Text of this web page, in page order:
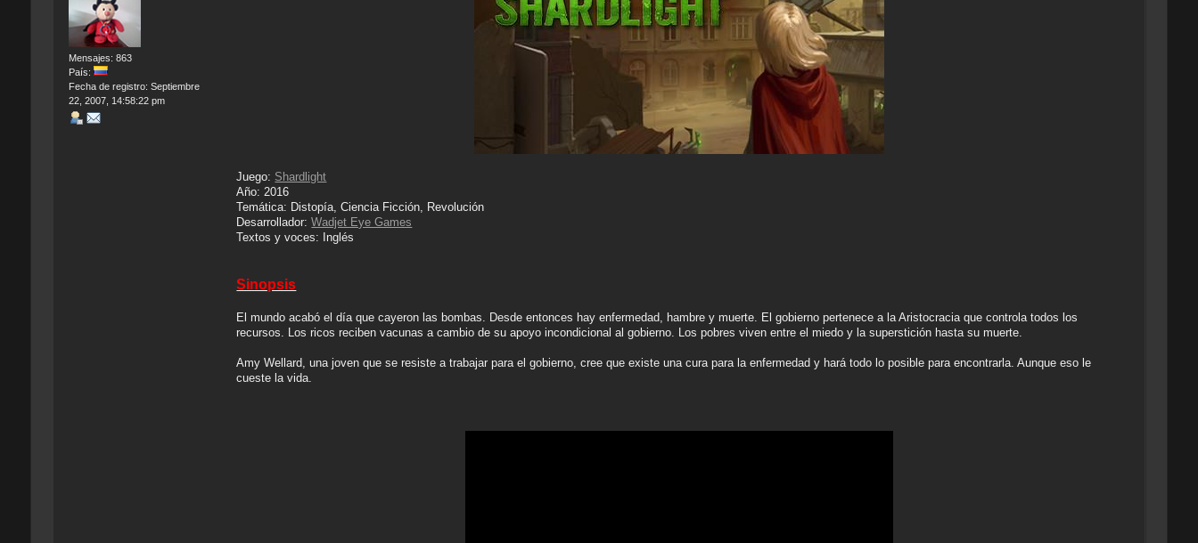
Mensajes: 863
País:
Fecha de registro: Septiembre
22, 2007, 14:58:22 pm
Juego: Shardlight
Año: 2016
Temática: Distopía, Ciencia Ficción, Revolución
Desarrollador:Wadjet Eye Games
Textos y voces: Inglés
Sinopsis
El mundo acabó el día que cayeron las bombas. Desde entonces hay enfermedad, hambre y muerte. El gobierno pertenece a la Aristocracia que controla todos los
recursos. Los ricos reciben vacunas a cambio de su apoyo incondicional al gobierno. Los pobres viven entre el miedo y la superstición hasta su muerte.
Amy Wellard, una joven que se resiste a trabajar para el gobierno, cree que existe una cura para la enfermedad y hará todo lo posible para encontrarla. Aunque eso le
cueste la vida.